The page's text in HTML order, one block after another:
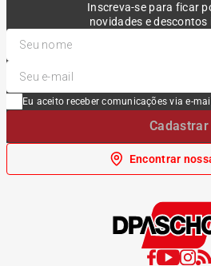
Inscreva-se para ficar
novidades e descontos
Eu aceito receber comunicações via e-mail
Cadastrar
Encontrar